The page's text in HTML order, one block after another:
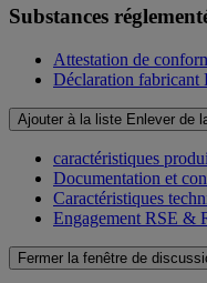
Substances
Attestation de
Déclaration
Ajouter à la liste Enlever de
caractéristiques
Documentation et
Caractéristiques
Engagement RSE &
Fermer la fenêtre de